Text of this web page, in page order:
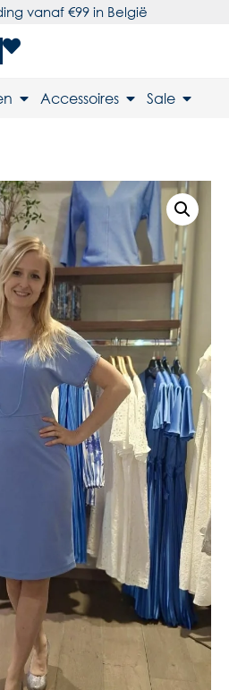
vanaf €99 in België
Accessoires Sale